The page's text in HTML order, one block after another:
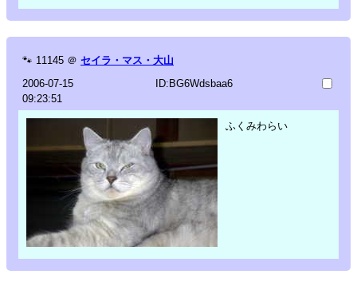
🐾 11145 ＠ セイラ・マス・大山
2006-07-15
09:23:51
ID:BG6Wdsbaa6
ふくみわらい